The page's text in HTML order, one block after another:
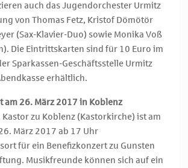
auch das Jugendorchester Urmitz
von Thomas Fetz, Kristof Dömötör
(Sax-Klavier-Duo) sowie Monika Voß
Die Eintrittskarten sind für 10 Euro im
Sparkassen-Geschäftsstelle Urmitz
erhältlich.
am 26. März 2017 in Koblenz
Kastor zu Koblenz (Kastorkirche) ist am
März 2017 ab 17 Uhr
für ein Benefizkonzert zu Gunsten
Musikfreunde können sich auf ein